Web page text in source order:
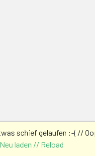
schief gelaufen :-( //
Neu laden // Reload